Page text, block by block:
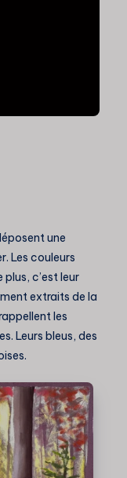
une
Les couleurs
c’est leur
extraits de la
les
Leurs bleus, des